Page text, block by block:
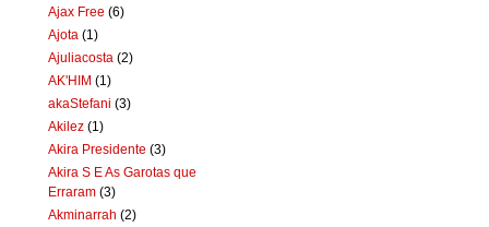
Ajax Free (6)
Ajota (1)
Ajuliacosta (2)
AK'HIM (1)
akaStefani (3)
Akilez (1)
Akira Presidente (3)
Akira S E As Garotas que
Erraram (3)
Akminarrah (2)